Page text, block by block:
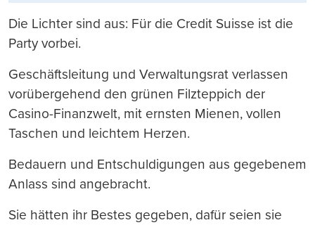
Die Lichter sind aus: Für die Credit Suisse ist die
Party vorbei.
Geschäftsleitung und Verwaltungsrat verlassen
vorübergehend den grünen Filzteppich der
Casino-Finanzwelt, mit ernsten Mienen, vollen
Taschen und leichtem Herzen.
Bedauern und Entschuldigungen aus gegebenem
Anlass sind angebracht.
Sie hätten ihr Bestes gegeben, dafür seien sie